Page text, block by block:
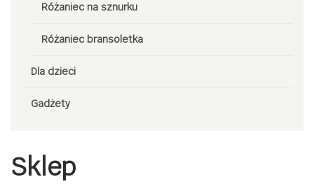
Różaniec na sznurku
Różaniec bransoletka
Dla dzieci
Gadżety
Sklep